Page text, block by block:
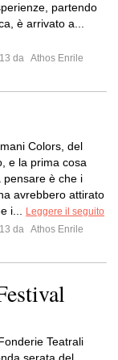
partendo
è arrivato a...
da Athos Enrile
Colors, del
e la prima cosa
pensare è che i
avrebbero attirato
i...
Leggere il seguito
da Athos Enrile
Teatrali